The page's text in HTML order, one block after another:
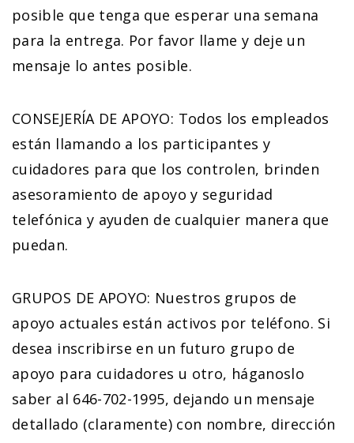
posible que tenga que esperar una semana
para la entrega. Por favor llame y deje un
mensaje lo antes posible.
CONSEJERÍA DE APOYO: Todos los empleados
están llamando a los participantes y
cuidadores para que los controlen, brinden
asesoramiento de apoyo y seguridad
telefónica y ayuden de cualquier manera que
puedan.
GRUPOS DE APOYO: Nuestros grupos de
apoyo actuales están activos por teléfono. Si
desea inscribirse en un futuro grupo de
apoyo para cuidadores u otro, háganoslo
saber al 646-702-1995, dejando un mensaje
detallado (claramente) con nombre, dirección